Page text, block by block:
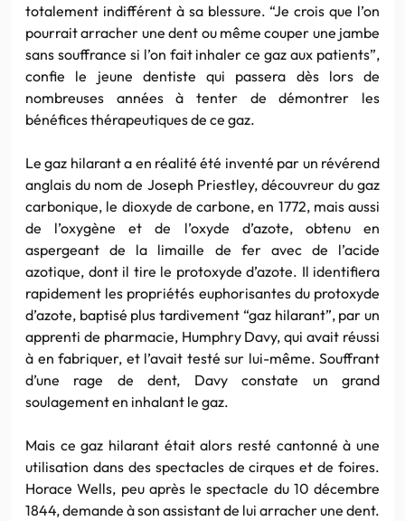
totalement indifférent à sa blessure. “Je crois que l’on
pourrait arracher une dent ou même couper une jambe
sans souffrance si l’on fait inhaler ce gaz aux patients”,
confie le jeune dentiste qui passera dès lors de
nombreuses années à tenter de démontrer les
bénéfices thérapeutiques de ce gaz.
Le gaz hilarant a en réalité été inventé par un révérend
anglais du nom de Joseph Priestley, découvreur du gaz
carbonique, le dioxyde de carbone, en 1772, mais aussi
de l’oxygène et de l’oxyde d’azote, obtenu en
aspergeant de la limaille de fer avec de l’acide
azotique, dont il tire le protoxyde d’azote. Il identifiera
rapidement les propriétés euphorisantes du protoxyde
d’azote, baptisé plus tardivement “gaz hilarant”, par un
apprenti de pharmacie, Humphry Davy, qui avait réussi
à en fabriquer, et l’avait testé sur lui-même. Souffrant
d’une rage de dent, Davy constate un grand
soulagement en inhalant le gaz.
Mais ce gaz hilarant était alors resté cantonné à une
utilisation dans des spectacles de cirques et de foires.
Horace Wells, peu après le spectacle du 10 décembre
1844, demande à son assistant de lui arracher une dent.